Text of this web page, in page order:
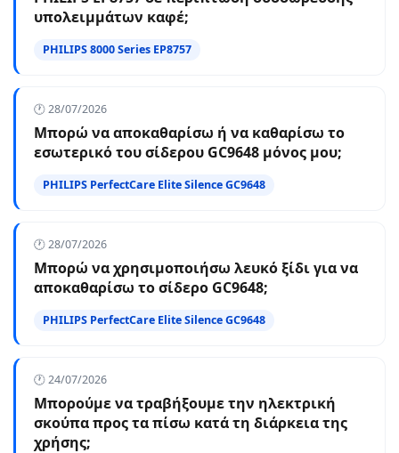
υπολειμμάτων καφέ;
PHILIPS 8000 Series EP8757
🕐 28/07/2026
Μπορώ να αποκαθαρίσω ή να καθαρίσω το
εσωτερικό του σίδερου GC9648 μόνος μου;
PHILIPS PerfectCare Elite Silence GC9648
🕐 28/07/2026
Μπορώ να χρησιμοποιήσω λευκό ξίδι για να
αποκαθαρίσω το σίδερο GC9648;
PHILIPS PerfectCare Elite Silence GC9648
🕐 24/07/2026
Μπορούμε να τραβήξουμε την ηλεκτρική
σκούπα προς τα πίσω κατά τη διάρκεια της
χρήσης;